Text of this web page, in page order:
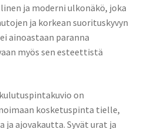
ja moderni ulkonäkö, joka
ja korkean suorituskyvyn
ainoastaan paranna
myös sen esteettistä
on
kosketuspinta tielle,
ja ajovakautta. Syvät urat ja